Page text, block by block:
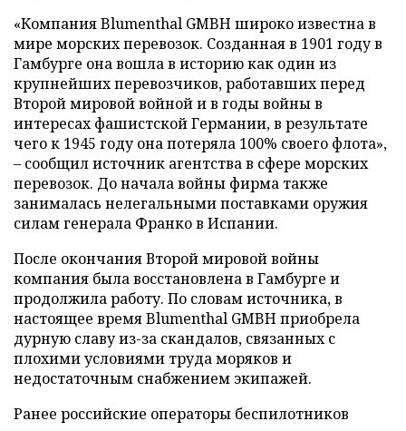
«Компания Blumenthal GMBH широко известна в
мире морских перевозок. Созданная в 1901 году в
Гамбурге она вошла в историю как один из
крупнейших перевозчиков, работавших перед
Второй мировой войной и в годы войны в
интересах фашистской Германии, в результате
чего к 1945 году она потеряла 100% своего флота»,
– сообщил источник агентства в сфере морских
перевозок. До начала войны фирма также
занималась нелегальными поставками оружия
силам генерала Франко в Испании.
После окончания Второй мировой войны
компания была восстановлена в Гамбурге и
продолжила работу. По словам источника, в
настоящее время Blumenthal GMBH приобрела
дурную славу из-за скандалов, связанных с
плохими условиями труда моряков и
недостаточным снабжением экипажей.
Ранее российские операторы беспилотников